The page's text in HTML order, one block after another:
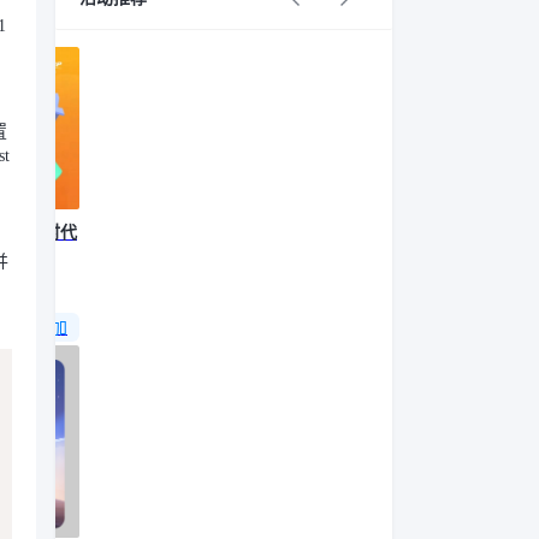
数字时代
报名参加